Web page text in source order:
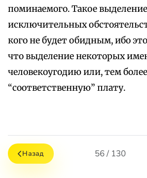
поминаемого. Такое
исключительных
кого не будет обидным, ибо
что выделение некоторых
человекоугодию или, тем
“соответственную” плату.
Назад 56 / 130